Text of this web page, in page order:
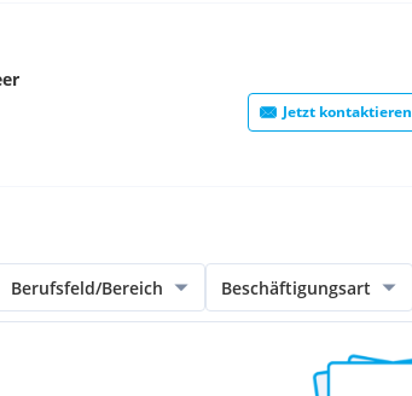
Jetzt kontaktieren
Berufsfeld/Bereich Beschäftigungsart